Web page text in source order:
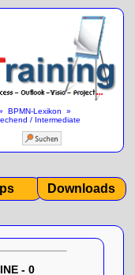
BPMN-Lexikon
»
/ Intermediate
Downloads
- 0